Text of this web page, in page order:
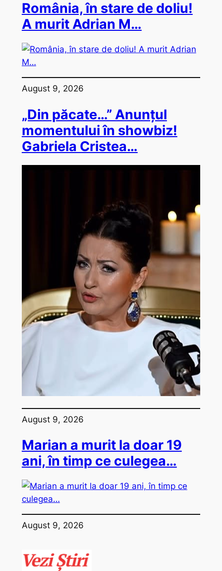
România, în stare de doliu!
A murit Adrian M…
August 9, 2026
„Din păcate…” Anunțul
momentului în showbiz!
Gabriela Cristea…
August 9, 2026
Marian a murit la doar 19
ani, în timp ce culegea…
August 9, 2026